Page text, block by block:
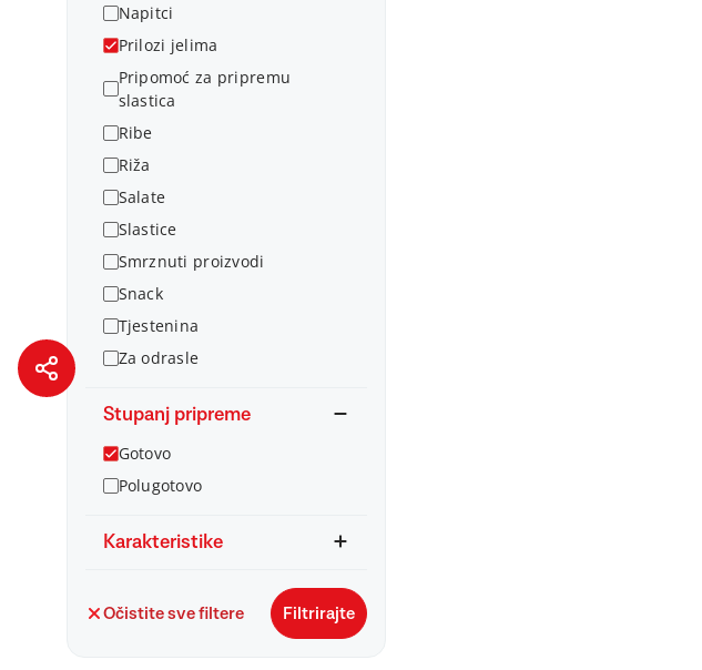
Napitci
Prilozi jelima
Pripomoć za pripremu
slastica
Ribe
Riža
Salate
Slastice
Smrznuti proizvodi
Snack
Tjestenina
Za odrasle
Stupanj pripreme
Gotovo
Polugotovo
Karakteristike
Očistite sve filtere Filtrirajte